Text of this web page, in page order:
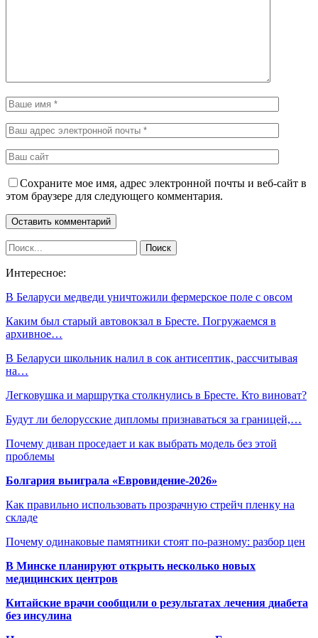
Сохраните мое имя, адрес электронной почты и веб-сайт в
этом браузере для следующего комментария.
Интересное:
В Беларуси медведи уничтожили фермерское поле с овсом
Каким был старый автовокзал в Бресте. Погружаемся в
архивное…
В Беларуси школьник налил в сок антисептик, рассчитывая
на…
Легковушка и маршрутка столкнулись в Бресте. Кто виноват?
Будут ли белорусские дипломы признаваться за границей,…
Почему диван проседает и как выбрать модель без этой
проблемы
Болгария выиграла «Евровидение-2026»
Как правильно использовать прозрачную стрейч пленку на
складе
Почему одинаковые памятники стоят по-разному: разбор цен
В Минске планируют открыть несколько новых
медицинских центров
Китайские врачи сообщили о результатах лечения диабета
без инсулина